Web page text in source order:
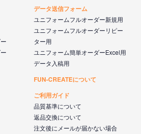
データ送信フォーム
ユニフォームフルオーダー新規用
ユニフォームフルオーダーリピー
ター用
ユニフォーム簡単オーダーExcel用
データ入稿用
FUN-CREATEについて
ご利用ガイド
品質基準について
返品交換について
注文後にメールが届かない場合